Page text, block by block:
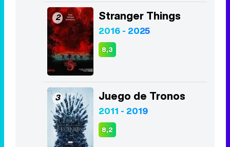
2 Stranger Things
2016 - 2025
8,3
3 Juego de Tronos
2011 - 2019
8,2